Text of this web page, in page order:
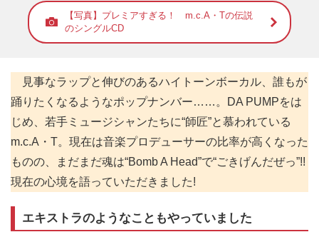
【写真】プレミアすぎる！ m.c.A・Tの伝説
のシングルCD
見事なラップと伸びのあるハイトーンボーカル、誰もが
踊りたくなるようなポップナンバー……。DA PUMPをは
じめ、若手ミュージシャンたちに“師匠”と慕われている
m.c.A・T。現在は音楽プロデューサーの比率が高くなった
ものの、まだまだ魂は“Bomb A Head”で“ごきげんだぜっ”!!
現在の心境を語っていただきました!
エキストラのようなこともやっていました